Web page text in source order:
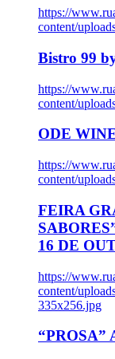
https://
content/
Bistro 99
https://
content/
ODE
https://
content/
FEIRA
16 DE
https://
content/
335x256.jpg
“PROSA”